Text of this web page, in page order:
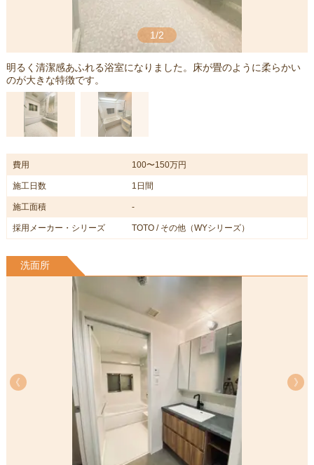
1/2
明るく清潔感あふれる浴室になりました。床が畳のように柔らかい
のが大きな特徴です。
費用 100〜150万円
施工日数 1日間
施工面積 -
採用メーカー・シリーズ TOTO / その他（WYシリーズ）
洗面所
《
《